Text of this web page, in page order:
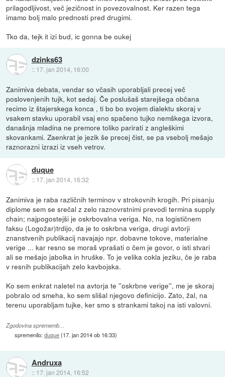
prilagodljivost, več jezičnost in povezovalnost. Ker razen tega
imamo bolj malo prednosti pred drugimi.
Tko da, tejk it izi bud, ic gonna be oukej
dzinks63
:: 17. jan 2014, 16:00
Zanimiva debata, vendar so včasih uporabljali precej več
poslovenjenih tujk, kot sedaj. Če poslušaš starejšega občana
recimo iz štajerskega konca , ti bo bo svojem dialektu skoraj v
vsakem stavku uporabil vsaj eno spačeno tujko nemškega izvora,
današnja mladina ne premore toliko parirati z angleškimi
skovankami. Zaenkrat je jezik še precej čist, se pa vsebolj mešajo
raznorazni izrazi iz vseh vetrov.
duque
:: 17. jan 2014, 16:32
Zanimiva je raba različnih terminov v strokovnih krogih. Pri pisanju
diplome sem se srečal z zelo raznovrstnimi prevodi termina supply
chain; najpogostejši je oskrbovalna veriga. No, na logističnem
faksu (Logožar)trdijo, da je to oskrbna veriga, drugi avtorji
znanstvenih publikacij navajajo npr. dobavne tokove, materialne
verige ... kar resno se moraš vprašati o čem je govor, o isti stvari
ali se mešajo jabolka in hruške. To je velika cokla jeziku, če je raba
v resnih publikacijah zelo kavbojska.
Ko sem enkrat naletel na avtorja te ''oskrbne verige'', me je skoraj
pobralo od smeha, ko sem slišal njegovo definicijo. Zato, žal, na
terenu uporabljam tujke, ker smo s strankami takoj na isti valovni.
Zgodovina sprememb…
spremenilo:duque(17. jan 2014 ob 16:33)
Andruxa
:: 17. jan 2014, 16:52